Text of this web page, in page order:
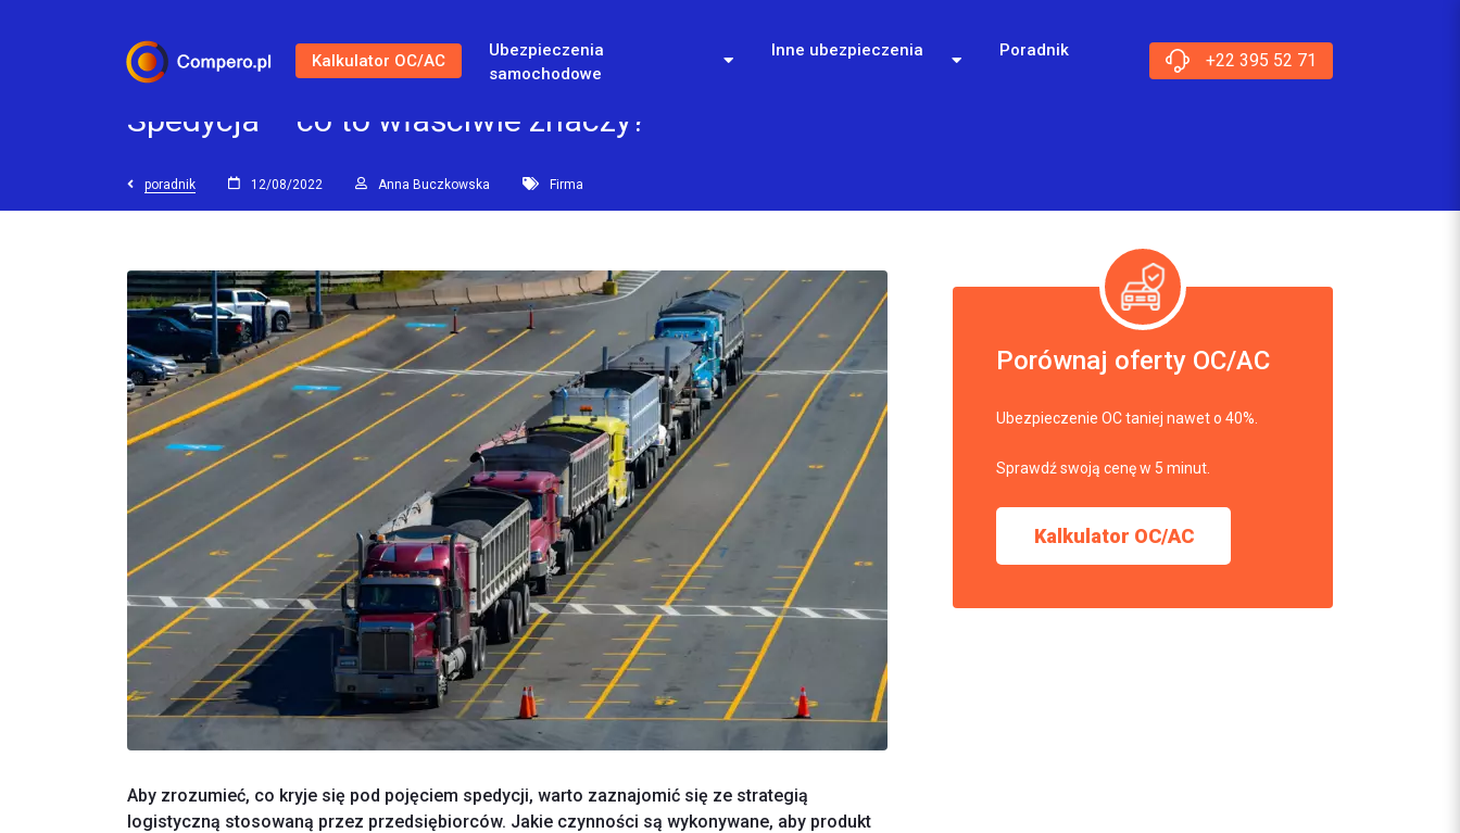
Kalkulator OC/AC
Ubezpieczenia
samochodowe
Inne ubezpieczenia Poradnik +22 395 52 71
Spedycja – co to właściwie znaczy?
poradnik 12/08/2022 Anna Buczkowska Firma
Aby zrozumieć, co kryje się pod pojęciem spedycji, warto zaznajomić się ze strategią
logistyczną stosowaną przez przedsiębiorców. Jakie czynności są wykonywane, aby produkt
Porównaj oferty OC/AC
Ubezpieczenie OC taniej nawet o 40%.
Sprawdź swoją cenę w 5 minut.
Kalkulator OC/AC